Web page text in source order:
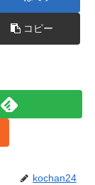
コピー
kochan24